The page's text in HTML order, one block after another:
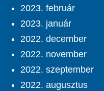
2023. február
2023. január
2022. december
2022. november
2022. szeptember
2022. augusztus